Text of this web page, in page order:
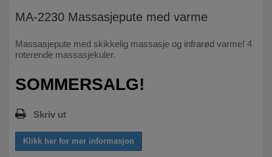
MA-2230 Massasjepute med varme
Massasjepute med skikkelig massasje og infrarød varme! 4
roterende massasjekuler.
SOMMERSALG!
Skriv ut
Klikk her for mer informasjon